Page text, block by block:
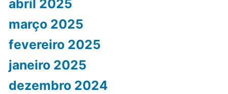
abril 2025
março 2025
fevereiro 2025
janeiro 2025
dezembro 2024